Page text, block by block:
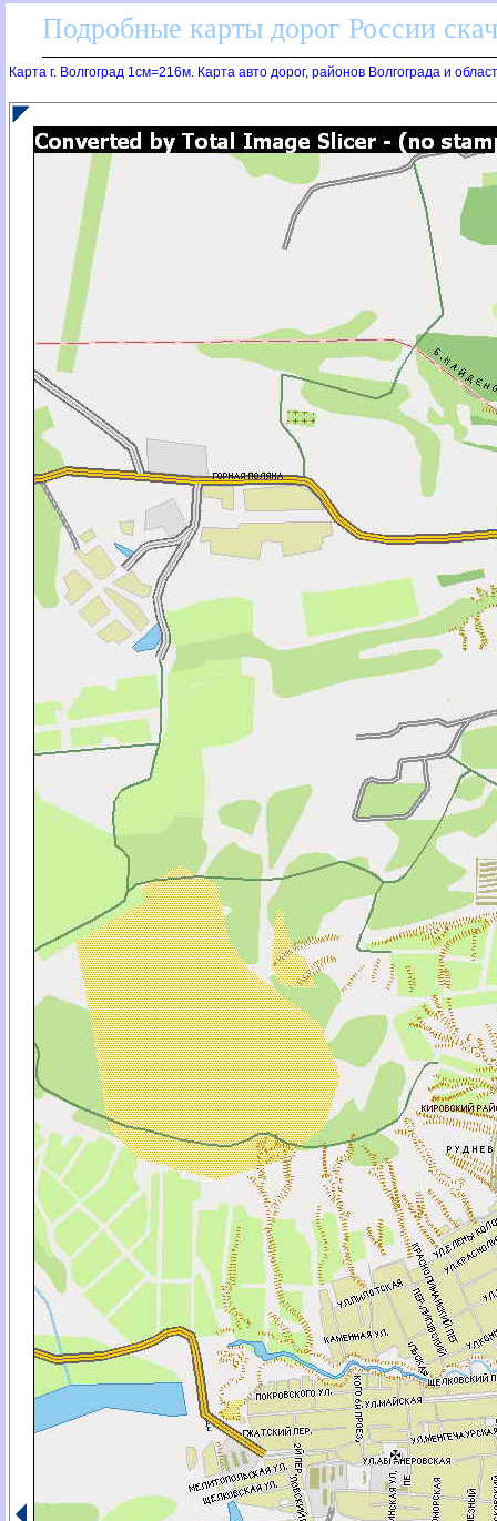
Подробные карты дорог России
Карта г. Волгоград 1см=216м. Карта авто дорог, районов Волгограда и